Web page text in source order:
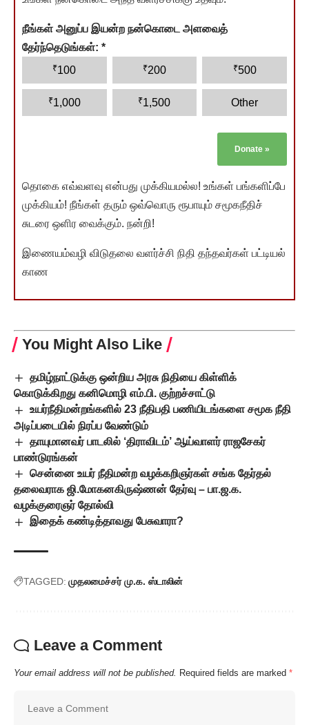
நீங்கள் அனுப்ப இயன்ற நன்கொடை அளவைத்
தேர்ந்தெடுங்கள்: *
₹100 ₹200 ₹500
₹1,000 ₹1,500 Other
Donate »
தொகை எவ்வளவு என்பது முக்கியமல்ல! உங்கள் பங்களிப்பே
முக்கியம்! நீங்கள் தரும் ஒவ்வொரு ரூபாயும் சமூகநீதிச்
சுடரை ஒளிர வைக்கும். நன்றி!
இணையம்வழி விடுதலை வளர்ச்சி நிதி தந்தவர்கள் பட்டியல்
காண
You Might Also Like
தமிழ்நாட்டுக்கு ஒன்றிய அரசு நிதியை கிள்ளிக்
கொடுக்கிறது கனிமொழி எம்.பி. குற்றச்சாட்டு
உயர்நீதிமன்றங்களில் 23 நீதிபதி பணியிடங்களை சமூக நீதி
அடிப்படையில் நிரப்ப வேண்டும்
தாயுமானவர் பாடலில் ‘திராவிடம்’ ஆய்வாளர் ராஜசேகர்
பாண்டுரங்கன்
சென்னை உயர் நீதிமன்ற வழக்கறிஞர்கள் சங்க தேர்தல்
தலைவராக ஜி.மோகனகிருஷ்ணன் தேர்வு – பா.ஜ.க.
வழக்குரைஞர் தோல்வி
இதைக் கண்டித்தாவது பேசுவாரா?
TAGGED: முதலமைச்சர் மு.க. ஸ்டாலின்
Leave a Comment
Your email address will not be published. Required fields are marked *